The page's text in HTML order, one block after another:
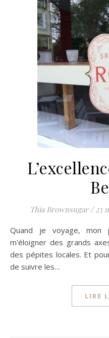
Thia Brownsugar / 23
Quand je voyage, mon plus grand plaisir, c'est de
m'éloigner des grands
des pépites locales. Et
de suivre les…
LIRE